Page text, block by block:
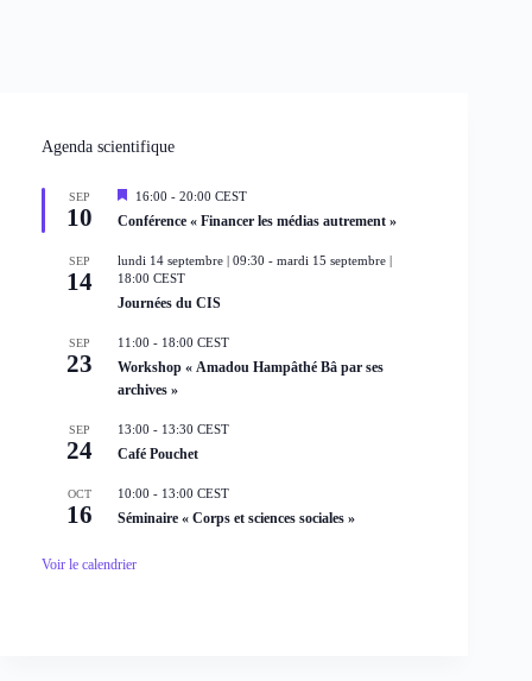
Agenda scientifique
SEP
10
M
s
n
a
v
n
16:00 - 20:00 CEST
Conférence « Financer les médias autrement »
SEP
14
lundi 14 septembre | 09:30 - mardi 15 septembre |
18:00 CEST
Journées du CIS
SEP
23
11:00 - 18:00 CEST
Workshop « Amadou Hampâthé Bâ par ses
archives »
SEP
24
13:00 - 13:30 CEST
Café Pouchet
OCT
16
10:00 - 13:00 CEST
Séminaire « Corps et sciences sociales »
Voir le calendrier